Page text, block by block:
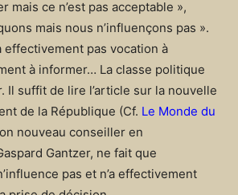
mais ce n’est pas acceptable »,
mais nous n’influençons pas ».
effectivement pas vocation à
à informer… La classe politique
Il suffit de lire l’article sur la nouvelle
de la République (Cf. Le Monde du
nouveau conseiller en
Gantzer, ne fait que
pas et n’a effectivement